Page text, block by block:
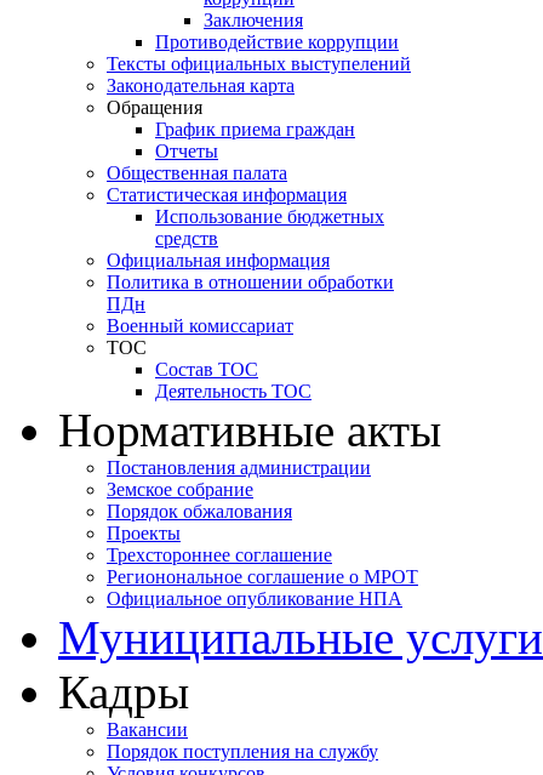
Заключения
Противодействие коррупции
Тексты официальных выступелений
Законодательная карта
Обращения
График приема граждан
Отчеты
Общественная палата
Статистическая информация
Использование бюджетных
средств
Официальная информация
Политика в отношении обработки
ПДн
Военный комиссариат
ТОС
Состав ТОС
Деятельность ТОС
Нормативные акты
Постановления администрации
Земское собрание
Порядок обжалования
Проекты
Трехстороннее соглашение
Регионональное соглашение о МРОТ
Официальное опубликование НПА
Муниципальные услуги
Кадры
Вакансии
Порядок поступления на службу